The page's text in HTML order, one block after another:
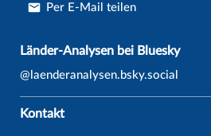
Per E-Mail teilen
Länder-Analysen bei Bluesky
@laenderanalysen.bsky.social
Kontakt